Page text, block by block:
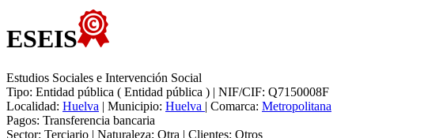
ESEIS
Estudios Sociales e Intervención Social
Tipo: Entidad pública ( Entidad pública ) | NIF/CIF: Q7150008F
Localidad: Huelva | Municipio: Huelva | Comarca: Metropolitana
Pagos: Transferencia bancaria
Sector: Terciario | Naturaleza: Otra | Clientes: Otros